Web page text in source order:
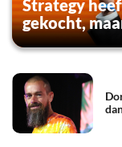
Strategy
gekocht,